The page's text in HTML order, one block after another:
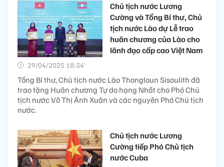
Chủ tịch nước Lương
Cường và Tổng Bí thư, Chủ
tịch nước Lào dự Lễ trao
huân chương của Lào cho
lãnh đạo cấp cao Việt Nam
29/04/2025 18:34’
Tổng Bí thư, Chủ tịch nước Lào Thongloun Sisoulith đã
trao tặng Huân chương Tự do hạng Nhất cho Phó Chủ
tịch nước Võ Thị Ánh Xuân và các nguyên Phó Chủ tịch
nước.
Chủ tịch nước Lương
Cường tiếp Phó Chủ tịch
nước Cuba